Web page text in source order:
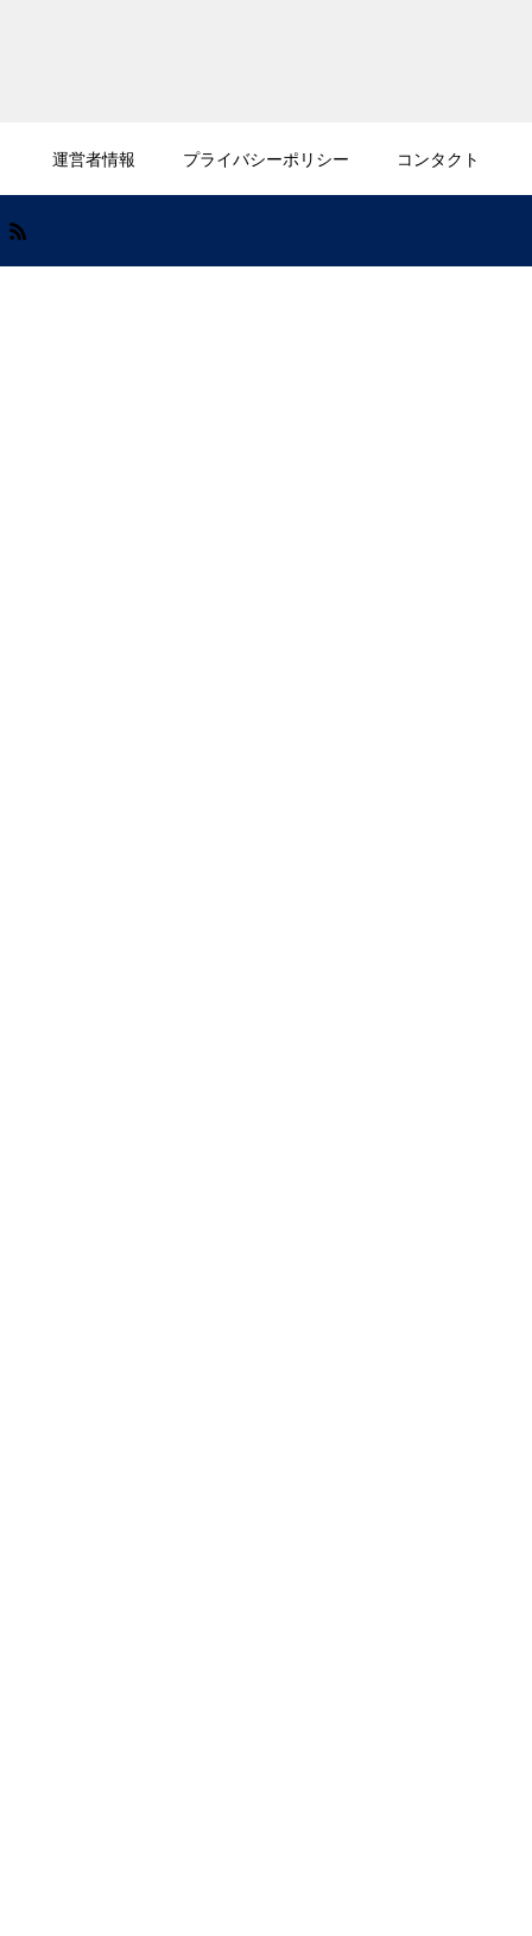
バドミントンのサーキットトレーニングメニ
ューで全身強化！
運営者情報 プライバシーポリシー コンタクト